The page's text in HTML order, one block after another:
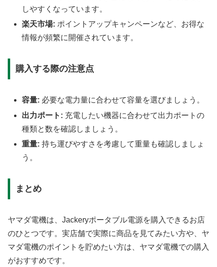
しやすくなっています。
楽天市場: ポイントアップキャンペーンなど、お得な
情報が頻繁に開催されています。
購入する際の注意点
容量: 必要な電力量に合わせて容量を選びましょう。
出力ポート: 充電したい機器に合わせて出力ポートの
種類と数を確認しましょう。
重量: 持ち運びやすさを考慮して重量も確認しましょ
う。
まとめ
ヤマダ電機は、Jackeryポータブル電源を購入できるお店
のひとつです。実店舗で実際に商品を見てみたい方や、ヤ
マダ電機のポイントを貯めたい方は、ヤマダ電機での購入
がおすすめです。